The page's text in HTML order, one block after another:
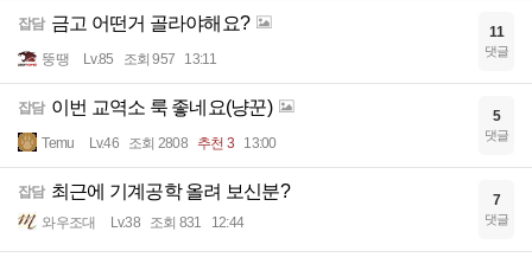
잡담 금고 어떤거 골라야해요?
뚱땡 Lv.85 조회 957 13:11
11
댓글
잡담 이번 교역소 룩 좋네요(냥꾼)
Temu Lv.46 조회 2808 추천 3 13:00
5
댓글
잡담 최근에 기계공학 올려 보신분?
와우조대 Lv.38 조회 831 12:44
7
댓글